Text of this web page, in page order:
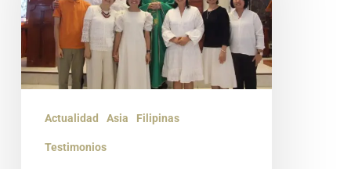
Vocations
in
the
Philippines
Actualidad Asia Filipinas
Testimonios